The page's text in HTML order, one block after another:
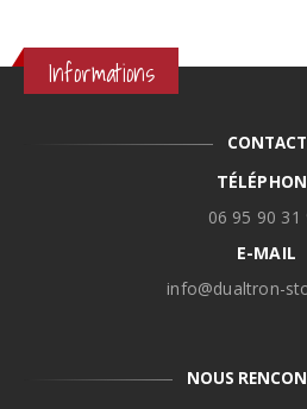
Informations
CONTACT
06 95 90 31
E-MAIL
info@dualtron-
NOUS